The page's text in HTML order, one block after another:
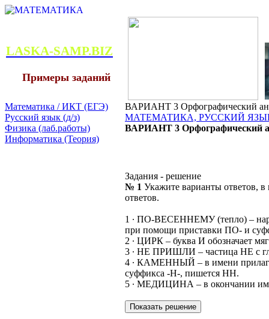
LASKA-SAMP.BIZ
Примеры заданий
Математика / ИКТ (ЕГЭ)
Русский язык (д/з)
Физика (лаб.работы)
Информатика (Теория)
ВАРИАНТ 3 Орфографический
МАТЕМАТИКА, РУССКИЙ
ВАРИАНТ 3 Орфографический
Задания - решение
№ 1 Укажите варианты ответов,
ответов.
1 ∙ ПО-ВЕСЕННЕМУ (тепло) –
при помощи приставки ПО- и
2 ∙ ЦИРК – буква И обозначает
3 ∙ НЕ ПРИШЛИ – частица НЕ с
4 ∙ КАМЕННЫЙ – в имени
суффикса -Н-, пишется НН.
5 ∙ МЕДИЦИНА – в окончании